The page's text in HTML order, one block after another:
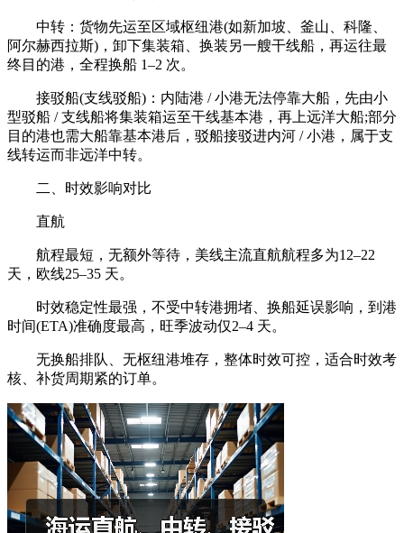
中转：货物先运至区域枢纽港(如新加坡、釜山、科隆、
阿尔赫西拉斯)，卸下集装箱、换装另一艘干线船，再运往最
终目的港，全程换船 1–2 次。
接驳船(支线驳船)：内陆港 / 小港无法停靠大船，先由小
型驳船 / 支线船将集装箱运至干线基本港，再上远洋大船;部分
目的港也需大船靠基本港后，驳船接驳进内河 / 小港，属于支
线转运而非远洋中转。
二、时效影响对比
直航
航程最短，无额外等待，美线主流直航航程多为12–22
天，欧线25–35 天。
时效稳定性最强，不受中转港拥堵、换船延误影响，到港
时间(ETA)准确度最高，旺季波动仅2–4 天。
无换船排队、无枢纽港堆存，整体时效可控，适合时效考
核、补货周期紧的订单。